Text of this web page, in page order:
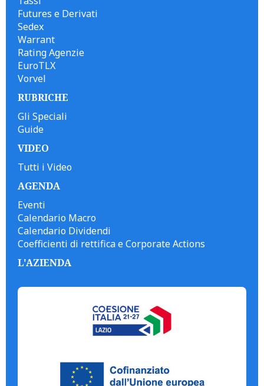
Futures e Derivati
Sedex
Warrant
Rating Agenzie
EuroTLX
Vorvel
RUBRICHE
Gli Speciali
Guide
VIDEO
Tutti i Video
AGENDA
Eventi
Calendario Macro
Calendario Dividendi
Coefficienti di rettifica e Corporate Actions
L'AZIENDA